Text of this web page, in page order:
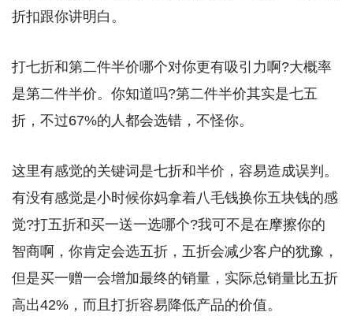
折扣跟你讲明白。
打七折和第二件半价哪个对你更有吸引力啊?大概率
是第二件半价。你知道吗?第二件半价其实是七五
折，不过67%的人都会选错，不怪你。
这里有感觉的关键词是七折和半价，容易造成误判。
有没有感觉是小时候你妈拿着八毛钱换你五块钱的感
觉?打五折和买一送一选哪个?我可不是在摩擦你的
智商啊，你肯定会选五折，五折会减少客户的犹豫，
但是买一赠一会增加最终的销量，实际总销量比五折
高出42%，而且打折容易降低产品的价值。